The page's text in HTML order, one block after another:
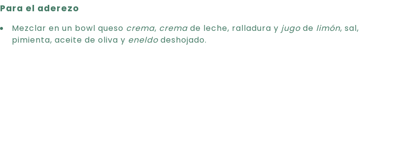
Para el aderezo
Mezclar en un bowl queso crema, crema de leche, ralladura y jugo de limón, sal,
pimienta, aceite de oliva y eneldo deshojado.